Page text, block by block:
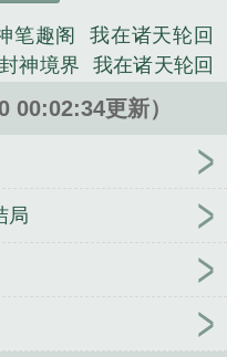
精心创作的玄幻类小
笔趣阁
我在诸天轮回
神境界
我在诸天轮回
医笔趣阁
我在诸天造
诸天轮回我通天成了轮
我在诸天轮回封神
介绍
我在诸天轮回封
好看吗
我在诸天推
在诸天轮回封神TXT百
00:02:34更新）
局